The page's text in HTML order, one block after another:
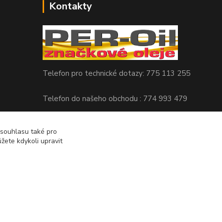
Kontakty
Telefon pro technické dotazy: 775 113 255
Telefon do našeho obchodu : 774 993 479
také pro
kdykoli upravit